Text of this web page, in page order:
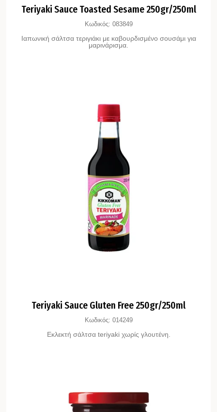
Teriyaki Sauce Toasted Sesame 250gr/250ml
Κωδικός: 083849
Ιαπωνική σάλτσα τεριγιάκι με καβουρδισμένο σουσάμι για
μαρινάρισμα.
Teriyaki Sauce Gluten Free 250gr/250ml
Κωδικός: 014249
Εκλεκτή σάλτσα teriyaki χωρίς γλουτένη.